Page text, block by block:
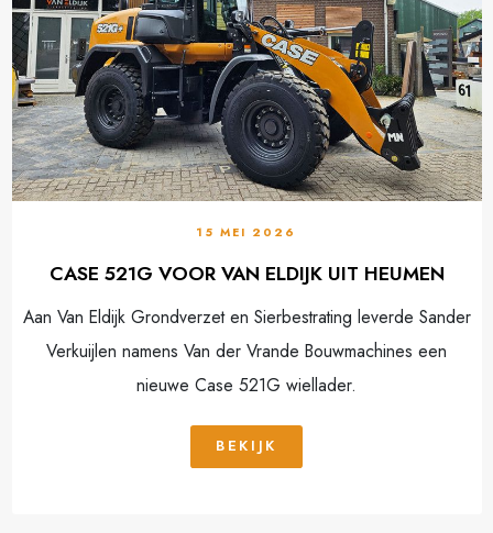
15 MEI 2026
CASE 521G VOOR VAN ELDIJK UIT HEUMEN
Aan Van Eldijk Grondverzet en Sierbestrating leverde Sander
Verkuijlen namens Van der Vrande Bouwmachines een
nieuwe Case 521G wiellader.
BEKIJK